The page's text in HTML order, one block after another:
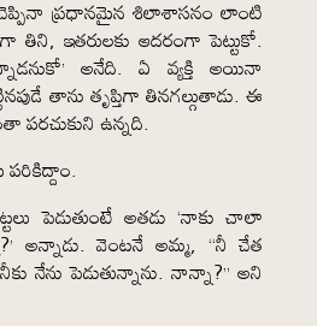
ప్రధానమైన శిలాశాసనం లాంటి
తిని, ఇతరులకు ఆదరంగా పెట్టుకో.
అనేది. ఏ వ్యక్తి అయినా
తాను తృప్తిగా తినగల్గుతాడు. ఈ
ఉన్నది.
పెడుతుంటే అతడు ‘నాకు చాలా
అన్నాడు. వెంటనే అమ్మ, “నీ చేత
నేను పెడుతున్నాను. నాన్నా?” అని